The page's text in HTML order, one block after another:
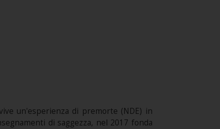
un'esperienza di premorte (NDE) in
di saggezza, nel 2017 fonda